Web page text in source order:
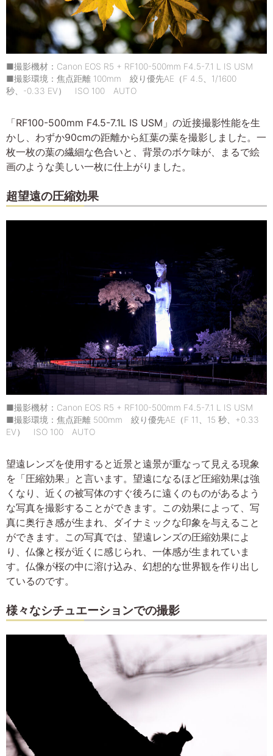
■撮影機材：Canon EOS R5 + RF100-500mm F4.5-7.1 L IS USM
■撮影環境：焦点距離 100mm 絞り優先AE（F 4.5、1/1600
秒、-0.33 EV） ISO 100 AUTO
「RF100-500mm F4.5-7.1L IS USM」の近接撮影性能を生
かし、わずか90cmの距離から紅葉の葉を撮影しました。一
枚一枚の葉の繊細な色合いと、背景のボケ味が、まるで絵
画のような美しい一枚に仕上がりました。
超望遠の圧縮効果
■撮影機材：Canon EOS R5 + RF100-500mm F4.5-7.1 L IS USM
■撮影環境：焦点距離 500mm 絞り優先AE（F 11、15 秒、+0.33
EV） ISO 100 AUTO
望遠レンズを使用すると近景と遠景が重なって見える現象
を「圧縮効果」と言います。望遠になるほど圧縮効果は強
くなり、近くの被写体のすぐ後ろに遠くのものがあるよう
な写真を撮影することができます。この効果によって、写
真に奥行き感が生まれ、ダイナミックな印象を与えること
ができます。この写真では、望遠レンズの圧縮効果によ
り、仏像と桜が近くに感じられ、一体感が生まれていま
す。仏像が桜の中に溶け込み、幻想的な世界観を作り出し
ているのです。
様々なシチュエーションでの撮影